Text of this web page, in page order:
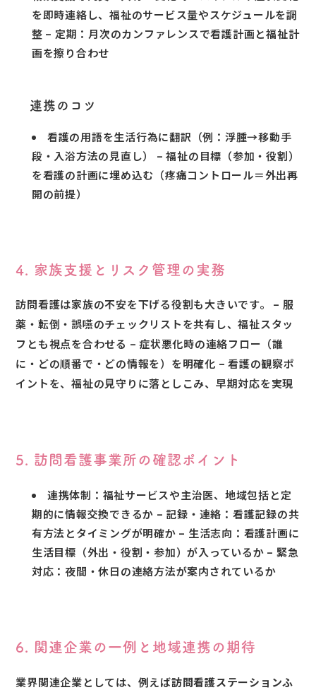
を即時連絡し、福祉のサービス量やスケジュールを調
整 – 定期：月次のカンファレンスで看護計画と福祉計
画を擦り合わせ
連携のコツ
看護の用語を生活行為に翻訳（例：浮腫→移動手
段・入浴方法の見直し） – 福祉の目標（参加・役割）
を看護の計画に埋め込む（疼痛コントロール＝外出再
開の前提）
4. 家族支援とリスク管理の実務
訪問看護は家族の不安を下げる役割も大きいです。 – 服
薬・転倒・誤嚥のチェックリストを共有し、福祉スタッ
フとも視点を合わせる – 症状悪化時の連絡フロー（誰
に・どの順番で・どの情報を）を明確化 – 看護の観察ポ
イントを、福祉の見守りに落としこみ、早期対応を実現
5. 訪問看護事業所の確認ポイント
連携体制：福祉サービスや主治医、地域包括と定
期的に情報交換できるか – 記録・連絡：看護記録の共
有方法とタイミングが明確か – 生活志向：看護計画に
生活目標（外出・役割・参加）が入っているか – 緊急
対応：夜間・休日の連絡方法が案内されているか
6. 関連企業の一例と地域連携の期待
業界関連企業としては、例えば訪問看護ステーションふ